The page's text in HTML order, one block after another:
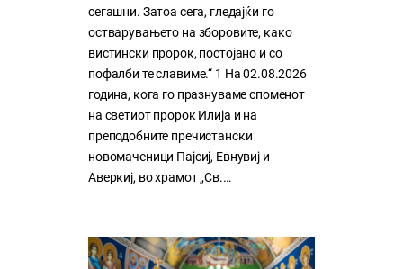
сегашни. Затоа сега, гледајќи го
остварувањето на зборовите, како
вистински пророк, постојано и со
пофалби те славиме.“ 1 На 02.08.2026
година, кога го празнуваме споменот
на светиот пророк Илија и на
преподобните пречистански
новомаченици Пајсиј, Евнувиј и
Аверкиј, во храмот „Св.…